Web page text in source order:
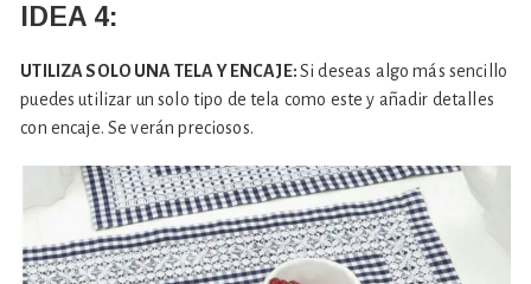
IDEA 4:
UTILIZA SOLO UNA TELA Y ENCAJE:Si deseas algo más sencillo
puedes utilizar un solo tipo de tela como este y añadir detalles
con encaje. Se verán preciosos.